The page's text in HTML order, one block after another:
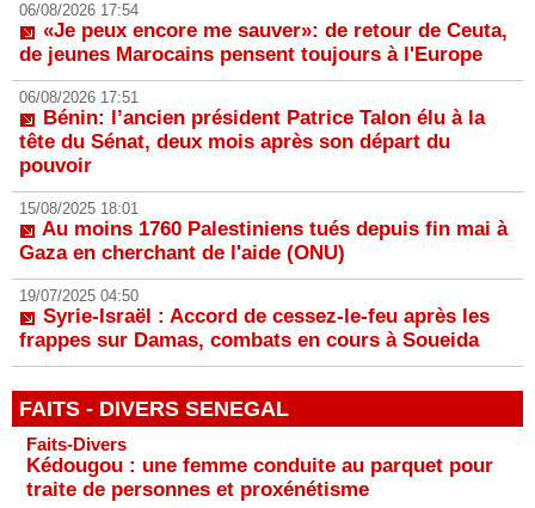
06/08/2026 17:54
«Je peux encore me sauver»: de retour de Ceuta,
de jeunes Marocains pensent toujours à l'Europe
06/08/2026 17:51
Bénin: l’ancien président Patrice Talon élu à la
tête du Sénat, deux mois après son départ du
pouvoir
15/08/2025 18:01
Au moins 1760 Palestiniens tués depuis fin mai à
Gaza en cherchant de l'aide (ONU)
19/07/2025 04:50
Syrie-Israël : Accord de cessez-le-feu après les
frappes sur Damas, combats en cours à Soueida
FAITS - DIVERS SENEGAL
Faits-Divers
Kédougou : une femme conduite au parquet pour
traite de personnes et proxénétisme